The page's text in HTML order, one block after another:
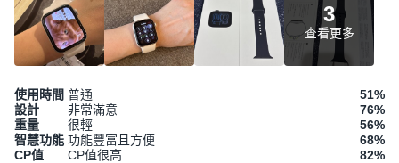
3
查看更多
使用時間 普通 51%
設計
非常滿意 76%
重量
很輕 56%
智慧功能 功能豐富且方便 68%
CP值
CP值很高 82%